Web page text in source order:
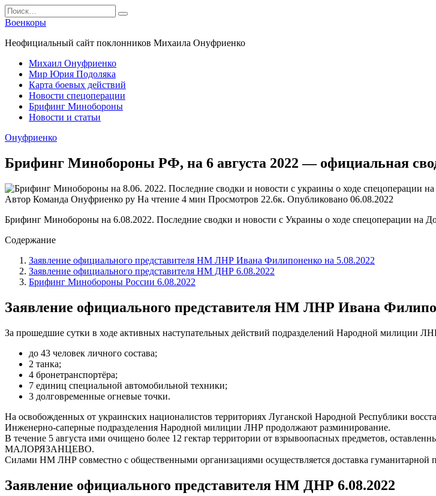
Перейти
к
содержанию
Search
for:
Военкоры
Неофициальный сайт поклонников Михаила Онуфриенко
Михаил Онуфриенко
Мир Юрия Подоляка
Карта боевых действий
Новости спецоперации
Брифинг Минобороны
Новости и статьи
Онуфриенко
Брифинг Минобороны РФ, на 6 августа 2022 — официальная
Автор Команда Онуфриенко ру На чтение 4 мин Просмотров 22.6к. Опубликовано 06.08.2022
Брифинг Минобороны на 6.08.2022. Последние сводки и новости с Украины о ходе спецоперации на
Содержание
Заявление официального представителя НМ ЛНР Ивана Филипоненко на 5.08.2022
Заявление официального представителя НМ ДНР 6.08.2022
Брифинг Минобороны России 6.08.2022
Заявление официального представителя НМ ЛНР Ивана
За прошедшие сутки в ходе активных наступательных действий подразделений Народной милиции
до 43 человек личного состава;
2 танка;
4 бронетранспортёра;
7 единиц специальной автомобильной техники;
3 долговременные огневые точки.
На освобожденных от украинских националистов территориях Луганской Народной Республики
Инженерно-саперные подразделения Народной милиции ЛНР продолжают разминирование.
В течение 5 августа ими очищено более 12 гектар территории от взрывоопасных предметов,
МАЛОРЯЗАНЦЕВО.
Силами НМ ЛНР совместно с общественными организациями осуществляется доставка гуманитарной
Заявление официального представителя НМ ДНР 6.08.2022